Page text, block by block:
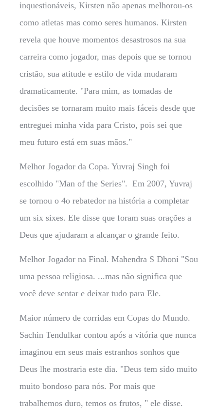
inquestionáveis, Kirsten não apenas melhorou-os
como atletas mas como seres humanos. Kirsten
revela que houve momentos desastrosos na sua
carreira como jogador, mas depois que se tornou
cristão, sua atitude e estilo de vida mudaram
dramaticamente. "Para mim, as tomadas de
decisões se tornaram muito mais fáceis desde que
entreguei minha vida para Cristo, pois sei que
meu futuro está em suas mãos."
Melhor Jogador da Copa. Yuvraj Singh foi
escolhido "Man of the Series". Em 2007, Yuvraj
se tornou o 4o rebatedor na história a completar
um six sixes. Ele disse que foram suas orações a
Deus que ajudaram a alcançar o grande feito.
Melhor Jogador na Final. Mahendra S Dhoni "Sou
uma pessoa religiosa. ...mas não significa que
você deve sentar e deixar tudo para Ele.
Maior número de corridas em Copas do Mundo.
Sachin Tendulkar contou após a vitória que nunca
imaginou em seus mais estranhos sonhos que
Deus lhe mostraria este dia. "Deus tem sido muito
muito bondoso para nós. Por mais que
trabalhemos duro, temos os frutos, " ele disse.